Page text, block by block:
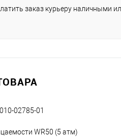
заказ курьеру наличными
02785-01
WR50 (5 атм)